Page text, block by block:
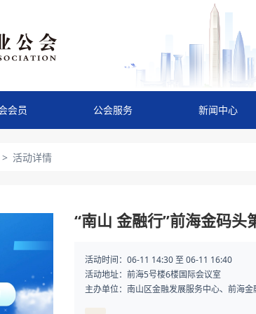
会员 公会服务 新闻中心
> 活动详情
“南山 金融行”前海金码
活动时间：06-11 14:30 至 06-11 16:40
活动地址：前海5号楼6楼国际会议室
主办单位：南山区金融发展服务中心、前海金